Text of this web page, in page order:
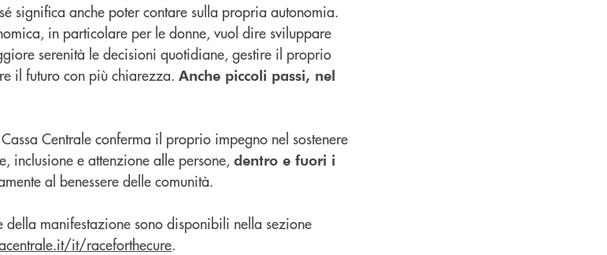
significa anche poter contare sulla propria autonomia.
in particolare per le donne, vuol dire sviluppare
serenità le decisioni quotidiane, gestire il proprio
il futuro con più chiarezza. Anche piccoli passi, nel
Centrale conferma il proprio impegno nel sostenere
inclusione e attenzione alle persone, dentro e fuori i
al benessere delle comunità.
della manifestazione sono disponibili nella sezione
it/raceforthecure.